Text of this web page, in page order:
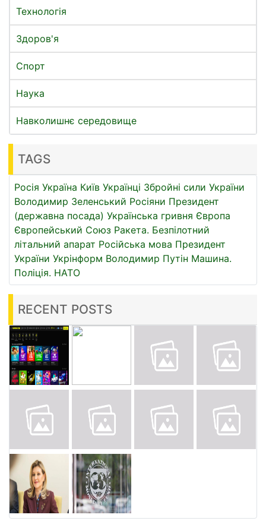
Технологія
Здоров'я
Спорт
Наука
Навколишнє середовище
TAGS
Росія Україна Київ Українці Збройні сили України
Володимир Зеленський Росіяни Президент
(державна посада) Українська гривня Європа
Європейський Союз Ракета. Безпілотний
літальний апарат Російська мова Президент
України Укрінформ Володимир Путін Машина.
Поліція. НАТО
RECENT POSTS